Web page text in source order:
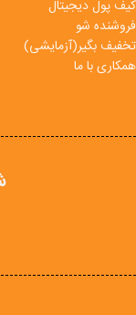
کیف پول دیجیتال
فروشنده شو
تخفیف بگیر(آزمایشی)
همکاری با ما